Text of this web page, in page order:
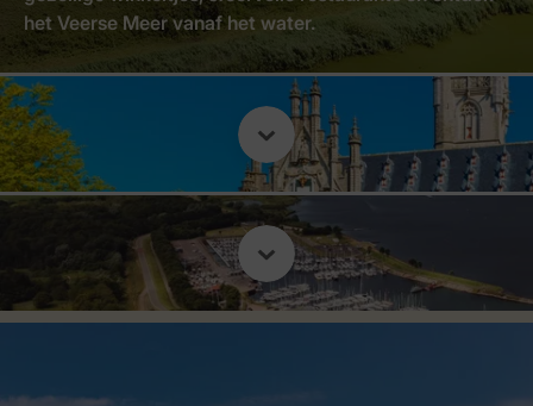
het Veerse Meer vanaf het water.